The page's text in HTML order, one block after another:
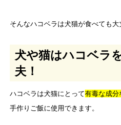
そんなハコベラは犬猫が食べても大
犬や猫はハコベラ
夫！
ハコベラは犬猫にとって有毒な成分
手作りご飯に使用できます。